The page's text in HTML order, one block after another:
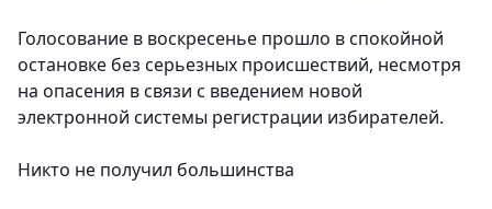
Голосование в воскресенье прошло в спокойной
остановке без серьезных происшествий, несмотря
на опасения в связи с введением новой
электронной системы регистрации избирателей.
Никто не получил большинства